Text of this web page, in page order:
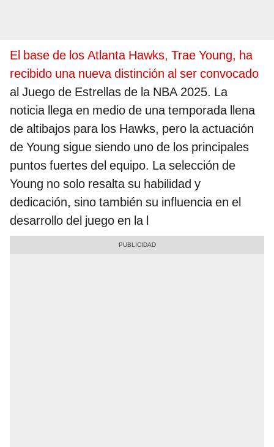
El base de los Atlanta Hawks, Trae Young, ha
recibido una nueva distinción al ser convocado
al Juego de Estrellas de la NBA 2025. La
noticia llega en medio de una temporada llena
de altibajos para los Hawks, pero la actuación
de Young sigue siendo uno de los principales
puntos fuertes del equipo. La selección de
Young no solo resalta su habilidad y
dedicación, sino también su influencia en el
desarrollo del juego en la l